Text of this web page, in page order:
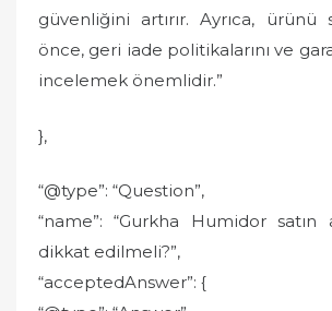
güvenliğini artırır. Ayrıca, ürünü
önce, geri iade politikalarını ve
incelemek önemlidir.”
},
“@type”: “Question”,
“name”: “Gurkha Humidor satın
dikkat edilmeli?”,
“acceptedAnswer”: {